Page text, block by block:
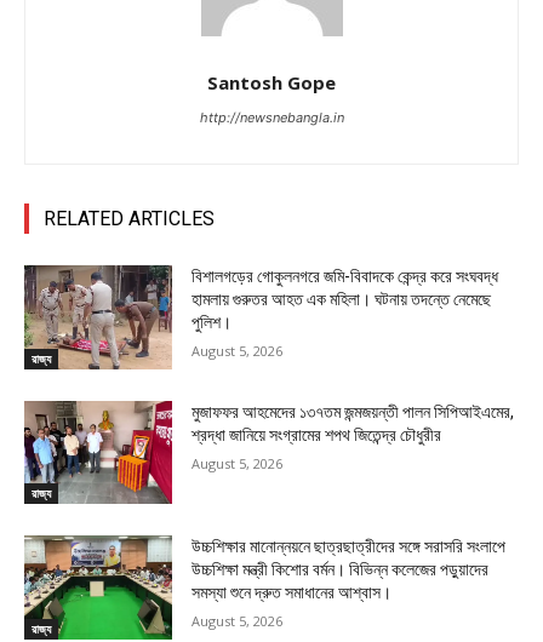
Santosh Gope
http://newsnebangla.in
RELATED ARTICLES
রাজ্য
বিশালগড়ের গোকুলনগরে জমি-বিবাদকে কেন্দ্র করে সংঘবদ্ধ
হামলায় গুরুতর আহত এক মহিলা। ঘটনায় তদন্তে নেমেছে
পুলিশ।
August 5, 2026
রাজ্য
মুজাফফর আহমেদের ১৩৭তম জন্মজয়ন্তী পালন সিপিআইএমের,
শ্রদ্ধা জানিয়ে সংগ্রামের শপথ জিতেন্দ্র চৌধুরীর
August 5, 2026
রাজ্য
উচ্চশিক্ষার মানোন্নয়নে ছাত্রছাত্রীদের সঙ্গে সরাসরি সংলাপে
উচ্চশিক্ষা মন্ত্রী কিশোর বর্মন। বিভিন্ন কলেজের পড়ুয়াদের
সমস্যা শুনে দ্রুত সমাধানের আশ্বাস।
August 5, 2026